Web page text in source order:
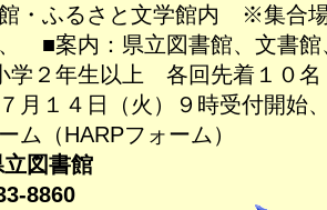
館・ふるさと文学館内 ※集合
、 ■案内：県立図書館、文書
２年生以上 各回先着１０名
月１４日（火）９時受付開
ム（HARPフォーム）
図書館
8860